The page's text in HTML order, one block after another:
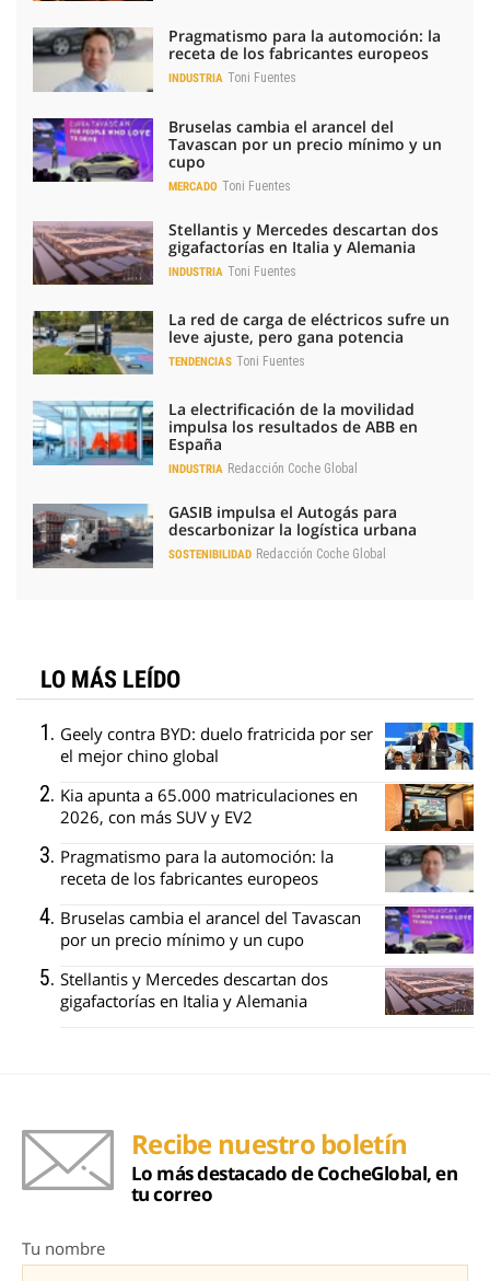
Pragmatismo para la automoción: la
receta de los fabricantes europeos
INDUSTRIA Toni Fuentes
Bruselas cambia el arancel del
Tavascan por un precio mínimo y un
cupo
MERCADO Toni Fuentes
Stellantis y Mercedes descartan dos
gigafactorías en Italia y Alemania
INDUSTRIA Toni Fuentes
La red de carga de eléctricos sufre un
leve ajuste, pero gana potencia
TENDENCIAS Toni Fuentes
La electrificación de la movilidad
impulsa los resultados de ABB en
España
INDUSTRIA Redacción Coche Global
GASIB impulsa el Autogás para
descarbonizar la logística urbana
SOSTENIBILIDAD Redacción Coche Global
LO MÁS LEÍDO
Geely contra BYD: duelo fratricida por ser
el mejor chino global
Kia apunta a 65.000 matriculaciones en
2026, con más SUV y EV2
Pragmatismo para la automoción: la
receta de los fabricantes europeos
Bruselas cambia el arancel del Tavascan
por un precio mínimo y un cupo
Stellantis y Mercedes descartan dos
gigafactorías en Italia y Alemania
Recibe nuestro boletín
Lo más destacado de CocheGlobal, en
tu correo
Tu nombre